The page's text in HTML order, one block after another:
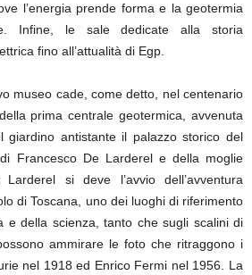
l’energia prende forma e la geotermia
Infine, le sale dedicate alla storia
fino all’attualità di Egp.
museo cade, come detto, nel centenario
prima centrale geotermica, avvenuta
giardino antistante il palazzo storico del
Francesco De Larderel e della moglie
si deve l’avvio dell’avventura
di Toscana, uno dei luoghi di riferimento
e della scienza, tanto che sugli scalini di
ammirare le foto che ritraggono i
nel 1918 ed Enrico Fermi nel 1956. La